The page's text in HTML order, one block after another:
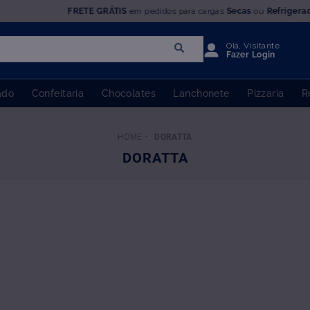
FRETE GRÁTISem pedidos para cargas Secas ou
Olá, Visitante
Fazer Login
Confeitaria Chocolates Lanchonete Pizzaria
DORATTA
DORATTA